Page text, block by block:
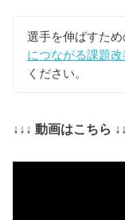
選手を伸ばすため
につながる課題改
ください。
↓↓↓ 動画はこちら